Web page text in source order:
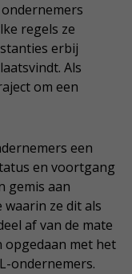
regels ze
erbij
Als
om een
een
en voortgang
gemis aan
ze dit als
af van de mate
met het
ondernemers.